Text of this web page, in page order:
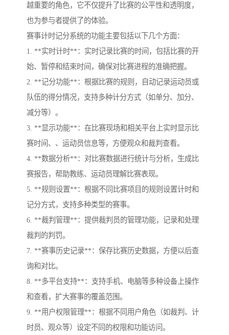
越重要的角色，它不仅提升了比赛的公平性和透明度，
也为参与者提供了的体验。
赛事计时记分系统的功能主要包括以下几个方面：
1. **实时计时**：实时记录比赛的时间，包括比赛的开
始、暂停和结束时间，确保对比赛进程的准确把握。
2. **记分功能**：根据比赛的规则，自动记录运动员或
队伍的得分情况，支持多种计分方式（如单分、加分、
减分等）。
3. **显示功能**：在比赛现场和相关平台上实时显示比
赛时间、、运动员信息等，方便观众和裁判查看。
4. **数据分析**：对比赛数据进行统计与分析，生成比
赛报告，帮助教练、运动员理解比赛表现。
5. **规则设置**：根据不同比赛项目的规则设置计时和
记分方式，支持多种类型的赛事。
6. **裁判管理**：提供裁判员的管理功能，记录和处理
裁判的判罚。
7. **赛事历史记录**：保存比赛历史数据，方便以后查
询和对比。
8. **多平台支持**：支持手机、电脑等多种设备上操作
和查看，扩大赛事的覆盖范围。
9. **用户权限管理**：根据不同用户角色（如裁判、计
时员、观众等）设定不同的权限和功能访问。